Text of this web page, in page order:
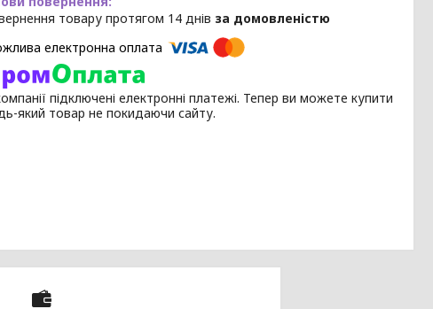
товару протягом 14 днів за домовленістю
підключені електронні платежі. Тепер ви можете купити
який товар не покидаючи сайту.